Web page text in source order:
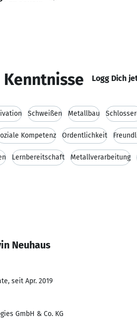
Logg Dich
Schweißen Metallbau
Kompetenz Ordentlichkeit
Lernbereitschaft Metallverarbeitung
Neuhaus
seit Apr. 2019
GmbH & Co. KG